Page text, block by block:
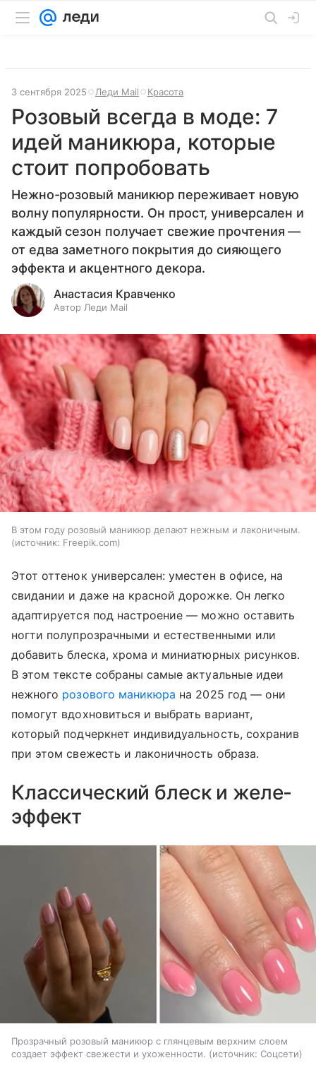
3 сентября 2025 Леди Mail Красота
Розовый всегда в моде: 7
идей маникюра, которые
стоит попробовать
Нежно-розовый маникюр переживает новую
волну популярности. Он прост, универсален и
каждый сезон получает свежие прочтения —
от едва заметного покрытия до сияющего
эффекта и акцентного декора.
Анастасия Кравченко
Автор Леди Mail
В этом году розовый маникюр делают нежным и лаконичным.
источник: Freepik.com
Этот оттенок универсален: уместен в офисе, на
свидании и даже на красной дорожке. Он легко
адаптируется под настроение — можно оставить
ногти полупрозрачными и естественными или
добавить блеска, хрома и миниатюрных рисунков.
В этом тексте собраны самые актуальные идеи
нежного розового маникюра на 2025 год — они
помогут вдохновиться и выбрать вариант,
который подчеркнет индивидуальность, сохранив
при этом свежесть и лаконичность образа.
Классический блеск и желе-
эффект
Прозрачный розовый маникюр с глянцевым верхним слоем
создает эффект свежести и ухоженности.
источник: Соцсети